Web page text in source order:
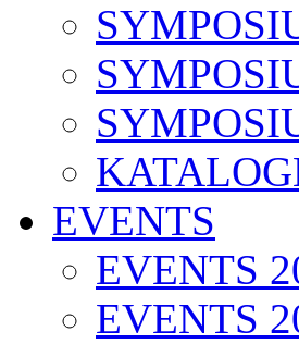
EVENTS
EVENTS
EVENTS